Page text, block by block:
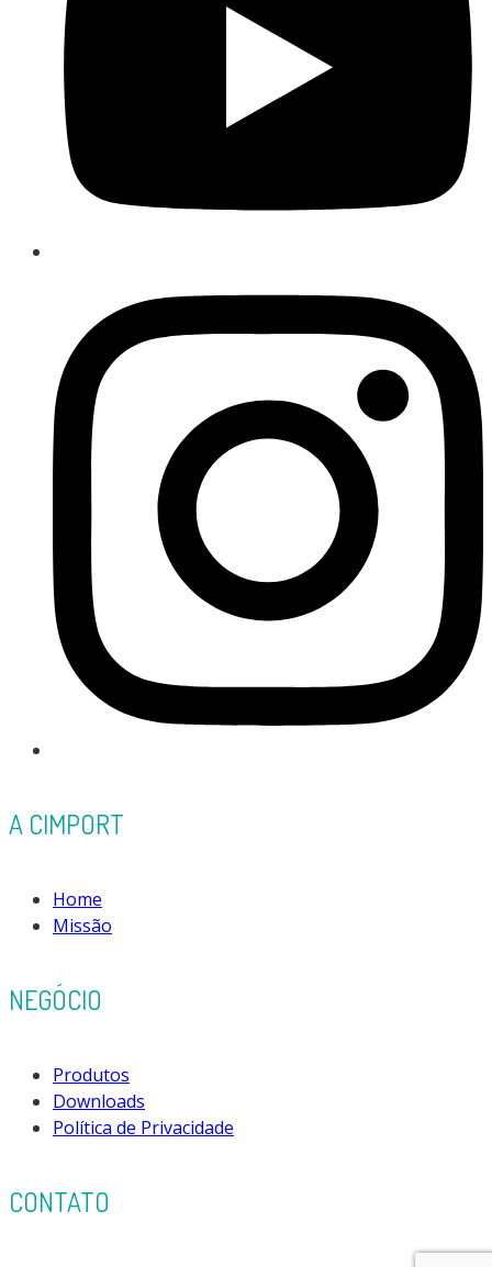
A CIMPORT
Home
Missão
NEGÓCIO
Produtos
Downloads
Política de Privacidade
CONTATO